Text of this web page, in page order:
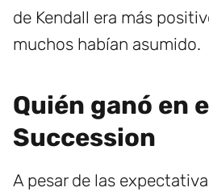
de Kendall era más
muchos habían asumido.
Quién ganó en
Succession
A pesar de las